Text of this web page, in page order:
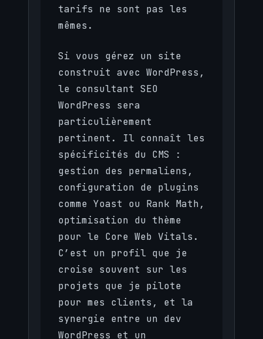
tarifs ne sont pas les
mêmes.
Si vous gérez un site
construit avec WordPress,
le consultant SEO
WordPress sera
particulièrement
pertinent. Il connaît les
spécificités du CMS :
gestion des permaliens,
configuration de plugins
comme Yoast ou Rank Math,
optimisation du thème
pour le Core Web Vitals.
C’est un profil que je
croise souvent sur les
projets que je pilote
pour mes clients, et la
synergie entre un dev
WordPress et un